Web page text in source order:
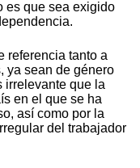
es que sea exigido
referencia tanto a
ya sean de género
irrelevante que la
en el que se ha
así como por la
del trabajador